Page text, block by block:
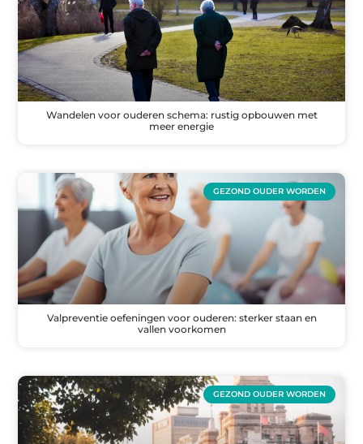
Wandelen voor ouderen schema: rustig opbouwen met
meer energie
GEZOND OUDER WORDEN
Valpreventie oefeningen voor ouderen: sterker staan en
vallen voorkomen
GEZOND OUDER WORDEN